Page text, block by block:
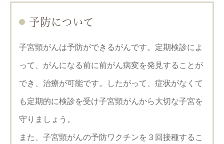
予防について
子宮頸がんは予防ができるがんです。定期検診によ
って、がんになる前に前がん病変を発見することが
でき、治療が可能です。したがって、症状がなくて
も定期的に検診を受け子宮頸がんから大切な子宮を
守りましょう。
また、子宮頸がんの予防ワクチンを３回接種するこ